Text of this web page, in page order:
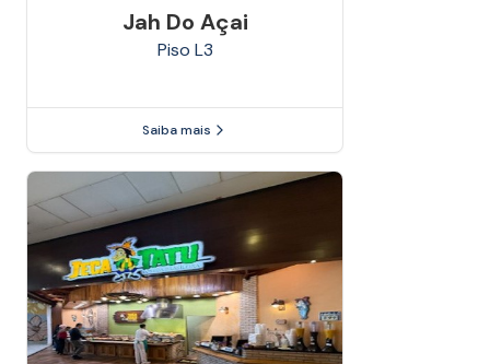
Jah Do Açai
Piso L3
Saiba mais